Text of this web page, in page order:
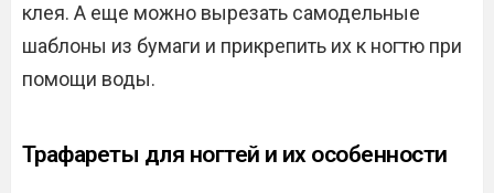
клея. А еще можно вырезать самодельные
шаблоны из бумаги и прикрепить их к ногтю при
помощи воды.
Трафареты для ногтей и их особенности